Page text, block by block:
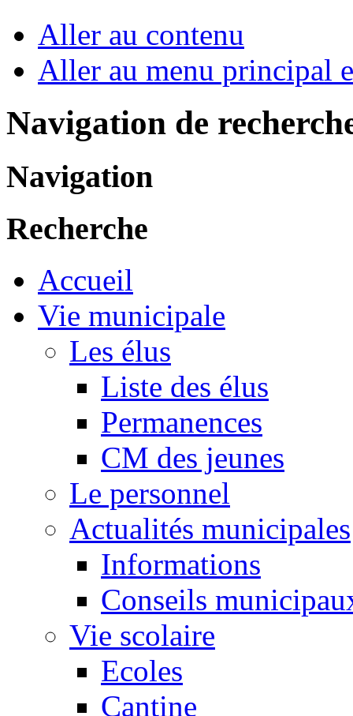
Aller au contenu
Aller au menu principal
Navigation de
Navigation
Recherche
Accueil
Vie municipale
Les élus
Liste des élus
Permanences
CM des jeunes
Le personnel
Actualités municipales
Informations
Conseils
Vie scolaire
Ecoles
Cantine